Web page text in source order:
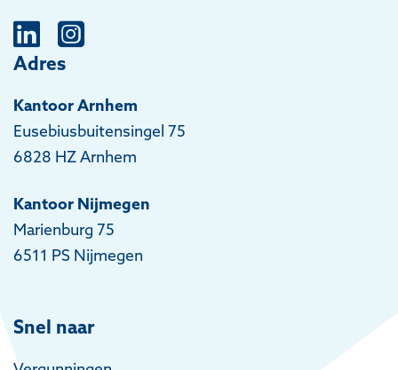
Adres
Kantoor Arnhem
Eusebiusbuitensingel 75
6828 HZ Arnhem
Kantoor Nijmegen
Marienburg 75
6511 PS Nijmegen
Snel naar